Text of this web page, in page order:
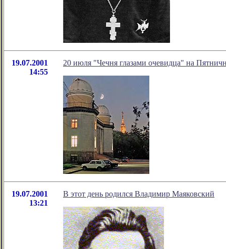
19.07.2001
14:55
20 июля "Чечня глазами очевидца" на
19.07.2001
13:21
В этот день родился Владимир Маяковский